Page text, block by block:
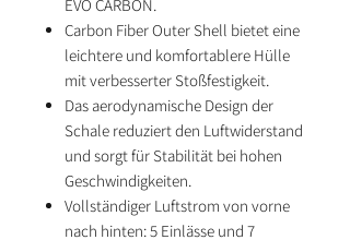
EVO CARBON.
Carbon Fiber Outer Shell bietet eine
leichtere und komfortablere Hülle
mit verbesserter Stoßfestigkeit.
Das aerodynamische Design der
Schale reduziert den Luftwiderstand
und sorgt für Stabilität bei hohen
Geschwindigkeiten.
Vollständiger Luftstrom von vorne
nach hinten: 5 Einlässe und 7